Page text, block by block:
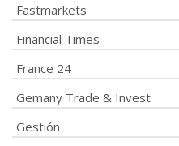
Fastmarkets
Financial Times
France 24
Gemany Trade & Invest
Gestión